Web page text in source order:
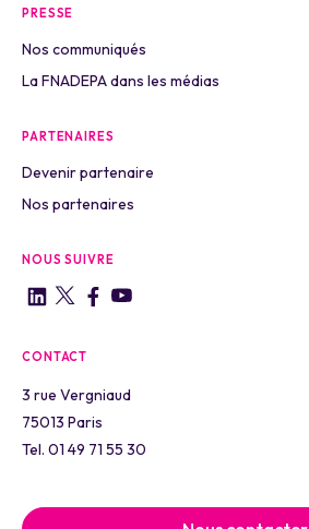
PRESSE
Nos communiqués
La FNADEPA dans les médias
PARTENAIRES
Devenir partenaire
Nos partenaires
NOUS SUIVRE
CONTACT
3 rue Vergniaud
75013 Paris
Tel. 01 49 71 55 30